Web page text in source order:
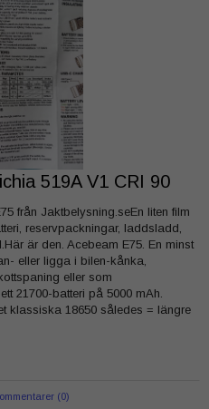
519A V1 CRI 90
från Jaktbelysning.seEn liten film
reservpackningar, laddsladd,
är den. Acebeam E75. En minst
eller ligga i bilen-kånka,
eller som
21700-batteri på 5000 mAh.
klassiska 18650 således = längre
(0)